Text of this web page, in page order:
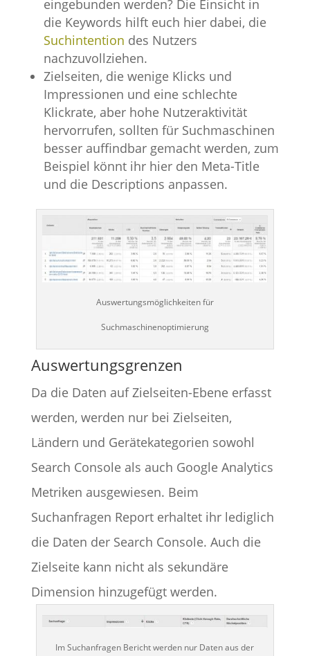
eingebunden werden? Die Einsicht in
die Keywords hilft euch hier dabei, die
Suchintention des Nutzers
nachzuvollziehen.
Zielseiten, die wenige Klicks und
Impressionen und eine schlechte
Klickrate, aber hohe Nutzeraktivität
hervorrufen, sollten für Suchmaschinen
besser auffindbar gemacht werden, zum
Beispiel könnt ihr hier den Meta-Title
und die Descriptions anpassen.
Auswertungsmöglichkeiten für
Suchmaschinenoptimierung
Auswertungsgrenzen
Da die Daten auf Zielseiten-Ebene erfasst
werden, werden nur bei Zielseiten,
Ländern und Gerätekategorien sowohl
Search Console als auch Google Analytics
Metriken ausgewiesen. Beim
Suchanfragen Report erhaltet ihr lediglich
die Daten der Search Console. Auch die
Zielseite kann nicht als sekundäre
Dimension hinzugefügt werden.
Im Suchanfragen Bericht werden nur Daten aus der